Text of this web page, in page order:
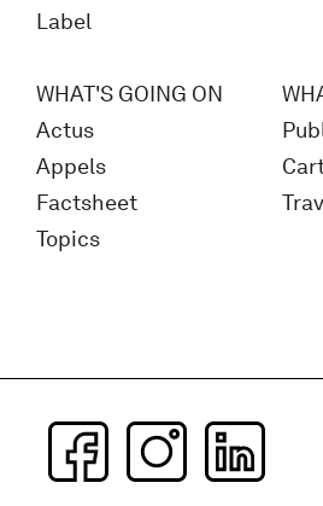
Label
WHAT'S GOING ON
Actus
Appels
Factsheet
Topics